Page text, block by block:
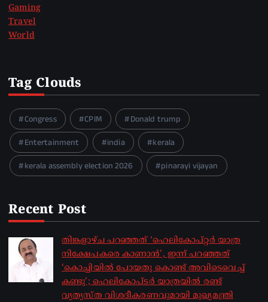
Gaming
Travel
World
Tag Clouds
Congress CPIM
Donald trump
Entertainment
india
kerala
kerala assembly election 2026
pinarayi vijayan
Recent Post
തിങ്കളാഴ്ച പറഞ്ഞത് ‘ഹെലികോപ്റ്റർ യാത്ര
നിക്ഷേപകരെ കാണാൻ’, ഇന്ന് പറഞ്ഞത്
‘കൊച്ചിയിൽ പോയതു കൊണ്ട് അവിടെവെച്ച്
കണ്ടു’; ഹെലികോപ്ടർ യാത്രയിൽ രണ്ട്
വ്യത്യസ്ത വിശദീകരണവുമായി മുഖ്യമന്ത്രി